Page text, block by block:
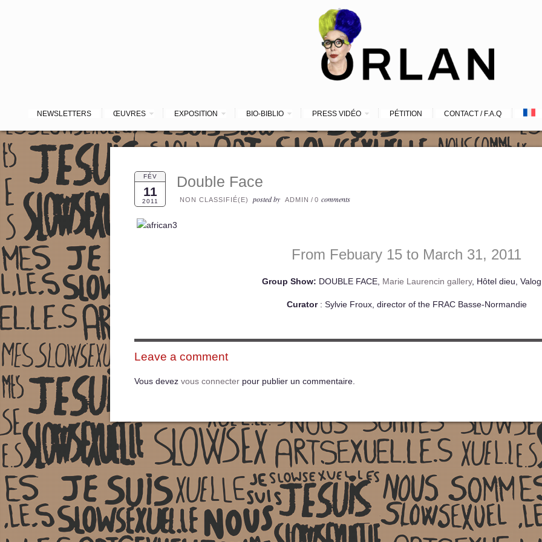
NEWSLETTERS ŒUVRES EXPOSITION BIO-BIBLIO PRESS VIDÉO PÉTITION CONTACT / F.A.Q
FÉV
11
2011
Double Face
NON CLASSIFIÉ(E) posted by ADMIN / 0 comments
From Febuary 15 to March 31, 2011
Group Show: DOUBLE FACE, Marie Laurencin gallery, Hôtel dieu,
Curator: Sylvie Froux, director of the FRAC Basse-Normandie
Leave a comment
Vous devez vous connecter pour publier un commentaire.